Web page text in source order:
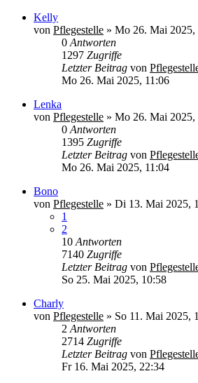
Kelly
von Pflegestelle » Mo 26. Mai 2025,
0 Antworten
1297 Zugriffe
Letzter Beitrag von
Mo 26. Mai 2025, 11:06
Lenka
von Pflegestelle » Mo 26. Mai 2025,
0 Antworten
1395 Zugriffe
Letzter Beitrag von
Mo 26. Mai 2025, 11:04
Bono
von Pflegestelle » Di 13. Mai 2025,
1
2
10 Antworten
7140 Zugriffe
Letzter Beitrag von
So 25. Mai 2025, 10:58
Charly
von Pflegestelle » So 11. Mai 2025,
2 Antworten
2714 Zugriffe
Letzter Beitrag von
Fr 16. Mai 2025, 22:34